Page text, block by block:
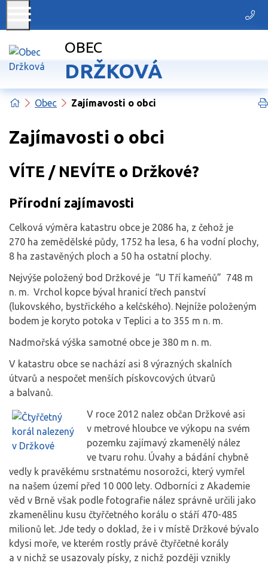
OBEC
DRŽKOVÁ
Úvodní stránka
Obec Zajímavosti o obci
Zajímavosti o obci
VÍTE / NEVÍTE o Držkové?
Přírodní zajímavosti
Celková výměra katastru obce je 2086 ha, z čehož je
270 ha zemědělské půdy, 1752 ha lesa, 6 ha vodní plochy,
8 ha zastavěných ploch a 50 ha ostatní plochy.
Nejvýše položený bod Držkové je “U Tří kameňů” 748 m
n. m. Vrchol kopce býval hranicí třech panství
(lukovského, bystřického a kelčského). Nejníže položeným
bodem je koryto potoka v Teplici a to 355 m n. m.
Nadmořská výška samotné obce je 380 m n. m.
V katastru obce se nachází asi 8 výrazných skalních
útvarů a nespočet menších pískovcových útvarů
a balvanů.
V roce 2012 nalez občan Držkové asi
v metrové hloubce ve výkopu na svém
pozemku zajímavý zkamenělý nález
ve tvaru rohu. Úvahy a bádání chybně
vedly k pravěkému srstnatému nosorožci, který vymřel
na našem území před 10 000 lety. Odborníci z Akademie
věd v Brně však podle fotografie nález správně určili jako
zkamenělinu kusu čtyřčetného korálu o stáří 470-485
milionů let. Jde tedy o doklad, že i v místě Držkové bývalo
kdysi moře, ve kterém rostly právě čtyřčetné korály
a v nichž se usazovaly písky, z nichž později vznikly